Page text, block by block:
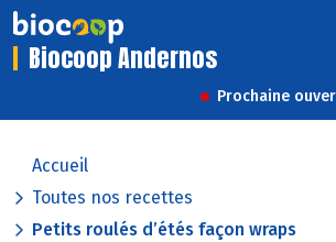
Biocoop Andernos
Prochaine
Accueil
Toutes nos recettes
Petits roulés d’étés façon wraps